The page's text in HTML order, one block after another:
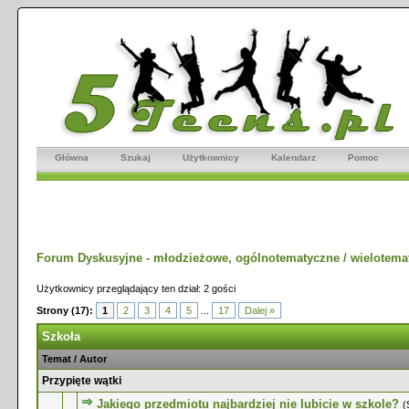
Główna Szukaj Użytkownicy Kalendarz Pomoc
Forum Dyskusyjne - młodzieżowe, ogólnotematyczne /
Użytkownicy przeglądający ten dział: 2 gości
Strony (17):
1 2 3 4 5 17 Dalej »
Szkoła
Temat / Autor
Przypięte wątki
Jakiego przedmiotu najbardziej nie lubicie w szkole?